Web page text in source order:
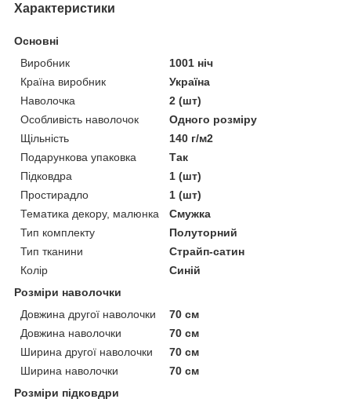
Характеристики
Основні
Виробник
1001 ніч
Країна виробник
Україна
Наволочка
2 (шт)
Особливість наволочок
Одного розміру
Щільність
140 г/м2
Подарункова упаковка
Так
Підковдра
1 (шт)
Простирадло
1 (шт)
Тематика декору, малюнка
Смужка
Тип комплекту
Полуторний
Тип тканини
Страйп-сатин
Колір
Синій
Розміри наволочки
Довжина другої наволочки
70 см
Довжина наволочки
70 см
Ширина другої наволочки
70 см
Ширина наволочки
70 см
Розміри підковдри